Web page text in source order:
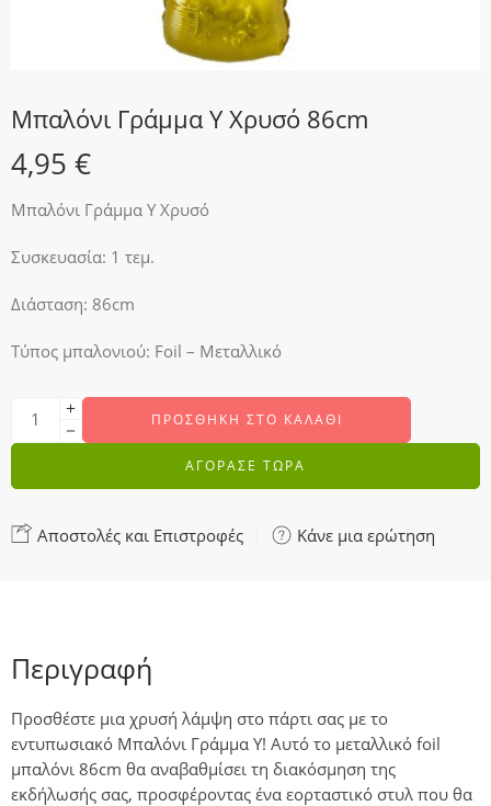
Μπαλόνι Γράμμα Y Χρυσό 86cm
4,95 €
Μπαλόνι Γράμμα Y Χρυσό
Συσκευασία: 1 τεμ.
Διάσταση: 86cm
Τύπος μπαλονιού: Foil – Μεταλλικό
ΠΡΟΣΘΉΚΗ ΣΤΟ ΚΑΛΆΘΙ
ΑΓΟΡΑΣΕ ΤΩΡΑ
Αποστολές και Επιστροφές Κάνε μια ερώτηση
Περιγραφή
Προσθέστε μια χρυσή λάμψη στο πάρτι σας με το
εντυπωσιακό Μπαλόνι Γράμμα Y! Αυτό το μεταλλικό foil
μπαλόνι 86cm θα αναβαθμίσει τη διακόσμηση της
εκδήλωσής σας, προσφέροντας ένα εορταστικό στυλ που θα